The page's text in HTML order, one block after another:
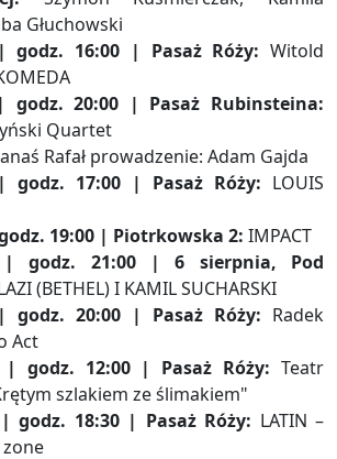
Głuchowski
16:00 | Pasaż Róży: Witold
20:00 | Pasaż Rubinsteina:
Quartet
Rafał prowadzenie: Adam Gajda
17:00 | Pasaż Róży: LOUIS
19:00 | Piotrkowska 2: IMPACT
godz. 21:00 | 6 sierpnia, Pod
(BETHEL) I KAMIL SUCHARSKI
20:00 | Pasaż Róży: Radek
Act
godz. 12:00 | Pasaż Róży: Teatr
szlakiem ze ślimakiem"
godz. 18:30 | Pasaż Róży: LATIN –